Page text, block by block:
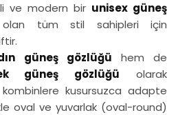
ve modern bir unisex güneş
olan tüm stil sahipleri için
güneş gözlüğü
hem de
güneş gözlüğü
olarak
kusursuzca adapte
oval ve yuvarlak (oval-round)